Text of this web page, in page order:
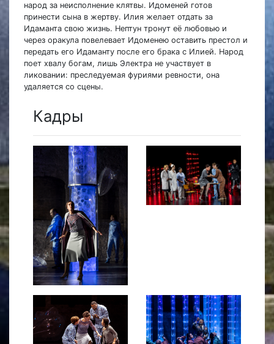
народ за неисполнение клятвы. Идоменей готов
принести сына в жертву. Илия желает отдать за
Идаманта свою жизнь. Нептун тронут её любовью и
через оракула повелевает Идоменею оставить престол и
передать его Идаманту после его брака с Илией. Народ
поет хвалу богам, лишь Электра не участвует в
ликовании: преследуемая фуриями ревности, она
удаляется со сцены.
Кадры